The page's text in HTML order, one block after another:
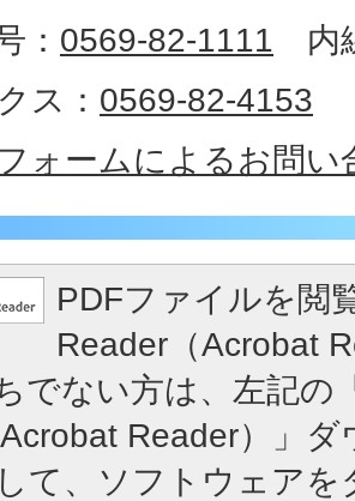
： 0569-82-1111 内
ス： 0569-82-4153
ォームによるお問い
PDFファイルを閲
Reader（Acrobat
でない方は、左記の
Reader）」
て、ソフトウェア